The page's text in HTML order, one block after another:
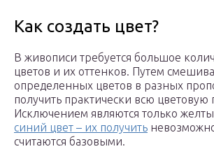
Как создать цвет?
В живописи требуется большое
цветов и их оттенков. Путем
определенных цветов в разных
получить практически всю цветовую
Исключением являются только
синий цвет – их получить
считаются базовыми.